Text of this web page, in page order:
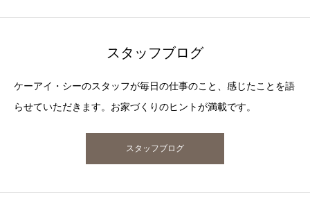
スタッフブログ
ケーアイ・シーのスタッフが毎日の仕事のこと、感じたことを語
らせていただきます。お家づくりのヒントが満載です。
スタッフブログ